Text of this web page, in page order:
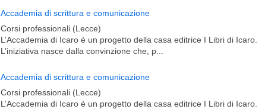
Accademia di scrittura e comunicazione
Corsi professionali (Lecce)
L’Accademia di Icaro è un progetto della casa editrice I Libri di Icaro.
L’iniziativa nasce dalla convinzione che, p...
Accademia di scrittura e comunicazione
Corsi professionali (Lecce)
L’Accademia di Icaro è un progetto della casa editrice I Libri di Icaro.